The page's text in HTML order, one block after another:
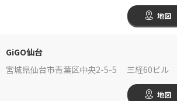
地図
GiGO仙台
宮城県仙台市青葉区中央2-5-5 三経60ビル
地図